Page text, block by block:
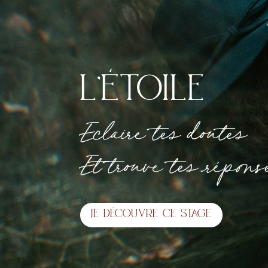
l’étoile
Eclaire tes doutes
Et trouve tes
Je découvre ce stage